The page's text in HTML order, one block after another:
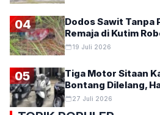
04
Dodos Sawit Tanpa
Remaja di Kutim
19 Juli 2026
05
Tiga Motor Sitaan
Bontang Dilelang,
27 Juli 2026